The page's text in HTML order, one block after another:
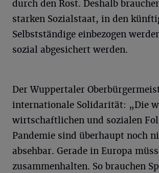
durch den Rost. Deshalb
starken Sozialstaat, in den
Selbstständige einbezogen
sozial abgesichert werden.
Der Wuppertaler
internationale Solidarität: „Die
wirtschaftlichen und sozialen
Pandemie sind überhaupt noch
absehbar. Gerade in Europa
zusammenhalten. So brauchen